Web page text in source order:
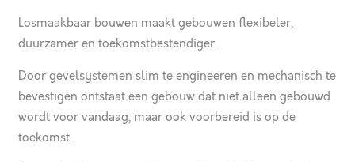
Losmaakbaar bouwen maakt gebouwen flexibeler,
duurzamer en toekomstbestendiger.
Door gevelsystemen slim te engineeren en mechanisch te
bevestigen ontstaat een gebouw dat niet alleen gebouwd
wordt voor vandaag, maar ook voorbereid is op de
toekomst.